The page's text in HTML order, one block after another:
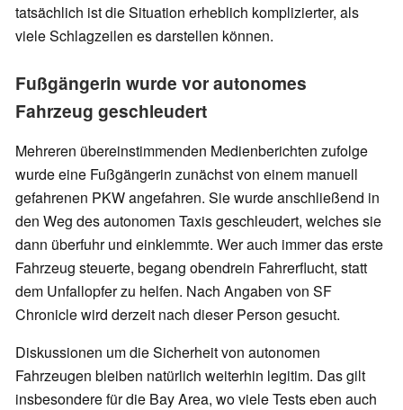
tatsächlich ist die Situation erheblich komplizierter, als
viele Schlagzeilen es darstellen können.
Fußgängerin wurde vor autonomes
Fahrzeug geschleudert
Mehreren übereinstimmenden Medienberichten zufolge
wurde eine Fußgängerin zunächst von einem manuell
gefahrenen PKW angefahren. Sie wurde anschließend in
den Weg des autonomen Taxis geschleudert, welches sie
dann überfuhr und einklemmte. Wer auch immer das erste
Fahrzeug steuerte, begang obendrein Fahrerflucht, statt
dem Unfallopfer zu helfen. Nach Angaben von SF
Chronicle wird derzeit nach dieser Person gesucht.
Diskussionen um die Sicherheit von autonomen
Fahrzeugen bleiben natürlich weiterhin legitim. Das gilt
insbesondere für die Bay Area, wo viele Tests eben auch